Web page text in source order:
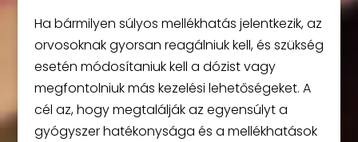
Ha bármilyen súlyos mellékhatás jelentkezik, az
orvosoknak gyorsan reagálniuk kell, és szükség
esetén módosítaniuk kell a dózist vagy
megfontolniuk más kezelési lehetőségeket. A
cél az, hogy megtalálják az egyensúlyt a
gyógyszer hatékonysága és a mellékhatások